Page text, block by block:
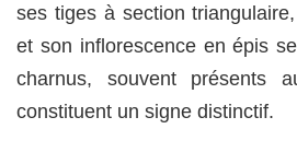
ses tiges à section
et son inflorescence en épis
charnus, souvent présents
constituent un signe distinctif.